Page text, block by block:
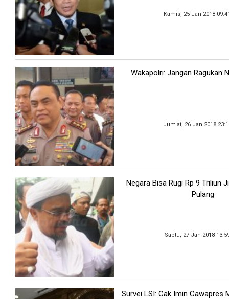
Kamis, 25 Jan 2018
Wakapolri: Jangan Ragukan
Jum'at, 26 Jan 2018
Negara Bisa Rugi Rp 9 Triliun
Pulang
Sabtu, 27 Jan 2018
Survei LSI: Cak Imin Cawapres